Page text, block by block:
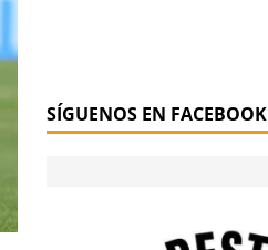
SÍGUENOS EN FACEBOOK